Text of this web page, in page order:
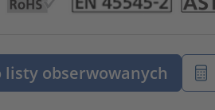
listy obserwowanych